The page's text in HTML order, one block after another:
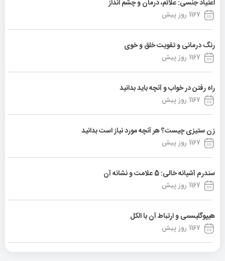
اعتیاد جنسی: علائم، درمان و چشم انداز
1167 روز پیش
رنگ درمانی و تقویت خلق و خوی
1167 روز پیش
راه رفتن در خواب و آنچه باید بدانید
1167 روز پیش
زن ستیزی چیست؟ هر آنچه مورد نیاز است بدانید
1167 روز پیش
سندرم آشیانه خالی: 5 علامت و نشانه آن
1167 روز پیش
هیپوگلیسمی و ارتباط آن با الکل
1167 روز پیش